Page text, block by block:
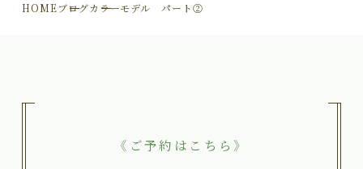
HOMEブログカラーモデル パート②
《ご予約はこちら》